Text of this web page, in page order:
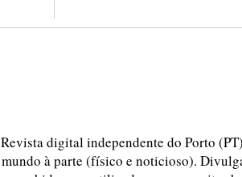
Revista digital independente do Porto
mundo à parte (físico e noticioso).